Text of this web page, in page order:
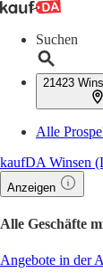
Suchen
21423
Alle
kaufDA Winsen
Anzeigen
Alle Geschäfte
Angebote in der